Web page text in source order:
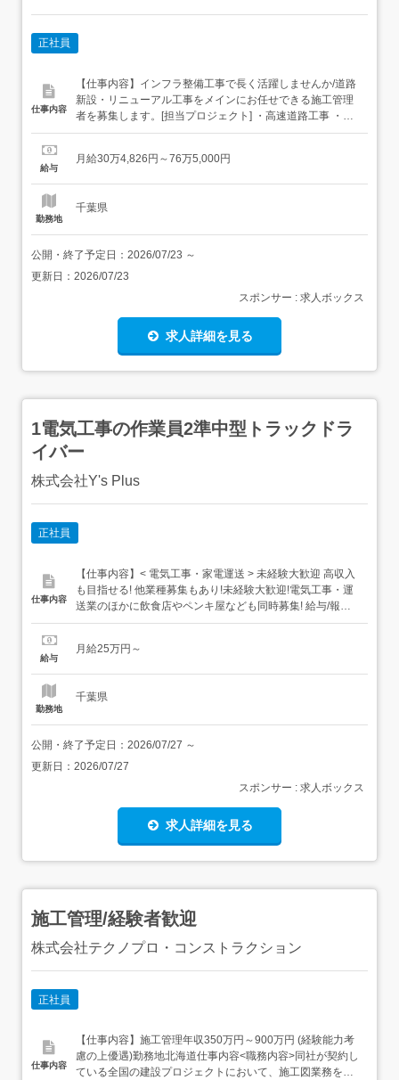
正社員
仕事内容
【仕事内容】インフラ整備工事で長く活躍しませんか/道路
新設・リニューアル工事をメインにお任せできる施工管理
者を募集します。[担当プロジェクト] ・高速道路工事 ・稼
働エリア:千葉、市原、船橋市など[担当業務] ・品質管理 ・
ど[応募資格] ・業界経験5年以上 ・PC操作:Excel・Word...
給与
月給30万4,826円～76万5,000円
勤務地
千葉県
公開・終了予定日： 2026/07/23 ～
更新日： 2026/07/23
スポンサー : 求人ボックス
求人詳細を見る
1電気工事の作業員2準中型トラックドラ
イバー
株式会社Y's Plus
正社員
仕事内容
【仕事内容】< 電気工事・家電運送 > 未経験大歓迎 高収入
も目指せる! 他業種募集もあり!未経験大歓迎!電気工事・運
送業のほかに飲食店やペンキ屋なども同時募集! 給与/報酬
月給25万～ 勤務地 千葉県内 募集背景 仕事内容仕事内容運
た家具・家電の配送業務を行っております。すでにご購入
給与
月給25万円～
勤務地
千葉県
公開・終了予定日： 2026/07/27 ～
更新日： 2026/07/27
スポンサー : 求人ボックス
求人詳細を見る
施工管理/経験者歓迎
株式会社テクノプロ・コンストラクション
正社員
仕事内容
【仕事内容】施工管理年収350万円～900万円 (経験能力考
慮の上優遇)勤務地北海道仕事内容<職務内容>同社が契約し
ている全国の建設プロジェクトにおいて、施工図業務を担